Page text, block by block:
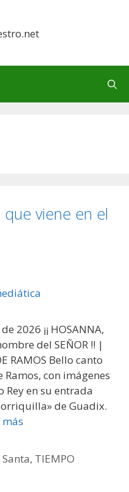
viene en el
2026 ¡¡ HOSANNA,
del SEÑOR !! |
RAMOS Bello canto
con imágenes
en su entrada
de Guadix.
más
, TIEMPO